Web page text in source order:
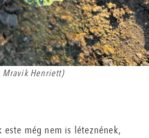
Mravik Henriett)
még nem is léteznének,